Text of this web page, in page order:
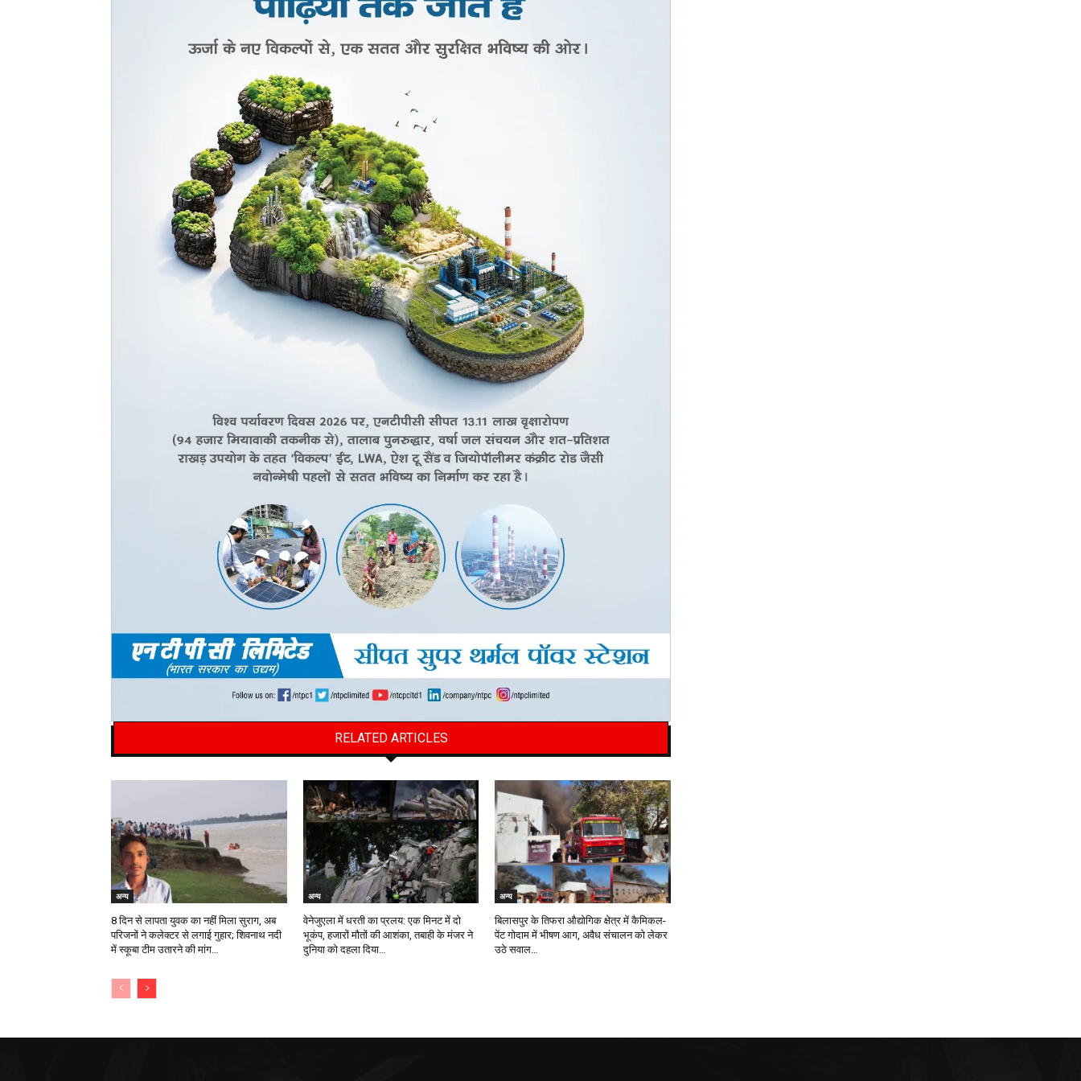
RELATED ARTICLES
अन्य
8 दिन से लापता युवक का नहीं मिला सुराग, अब
परिजनों ने कलेक्टर से लगाई गुहार; शिवनाथ नदी
में स्कूबा टीम उतारने की मांग…
अन्य
वेनेजुएला में धरती का प्रलय: एक मिनट में दो
भूकंप, हजारों मौतों की आशंका, तबाही के मंजर ने
दुनिया को दहला दिया…
अन्य
बिलासपुर के तिफरा औद्योगिक क्षेत्र में कैमिकल-
पेंट गोदाम में भीषण आग, अवैध संचालन को लेकर
उठे सवाल…